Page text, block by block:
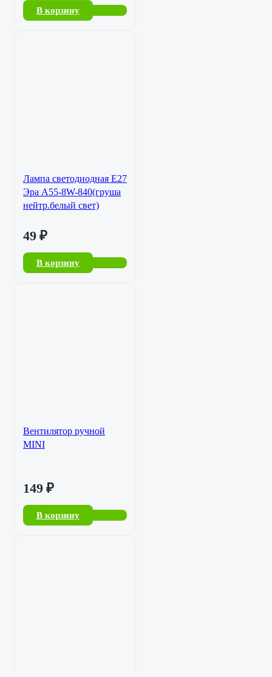
В корзину
Лампа светодиодная Е27
Эра А55-8W-840(груша
нейтр.белый свет)
49 ₽
В корзину
Вентилятор ручной
MINI
149 ₽
В корзину